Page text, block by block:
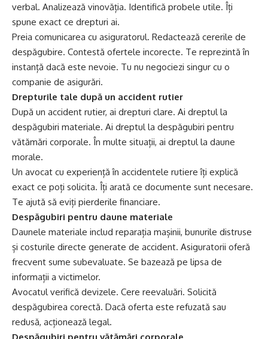
verbal. Analizează vinovăția. Identifică probele utile. Îți
spune exact ce drepturi ai.
Preia comunicarea cu asiguratorul. Redactează cererile de
despăgubire. Contestă ofertele incorecte. Te reprezintă în
instanță dacă este nevoie. Tu nu negociezi singur cu o
companie de asigurări.
Drepturile tale după un accident rutier
După un accident rutier, ai drepturi clare. Ai dreptul la
despăgubiri materiale. Ai dreptul la despăgubiri pentru
vătămări corporale. În multe situații, ai dreptul la daune
morale.
Un avocat cu experiență în accidentele rutiere îți explică
exact ce poți solicita. Îți arată ce documente sunt necesare.
Te ajută să eviți pierderile financiare.
Despăgubiri pentru daune materiale
Daunele materiale includ reparația mașinii, bunurile distruse
și costurile directe generate de accident. Asiguratorii oferă
frecvent sume subevaluate. Se bazează pe lipsa de
informații a victimelor.
Avocatul verifică devizele. Cere reevaluări. Solicită
despăgubirea corectă. Dacă oferta este refuzată sau
redusă, acționează legal.